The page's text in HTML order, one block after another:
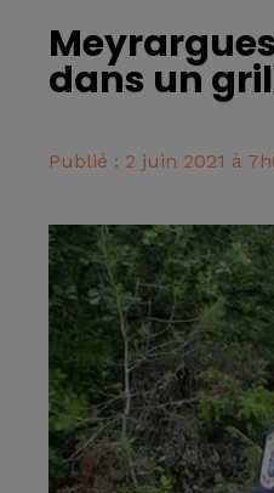
dans un
Publié : 2 juin 2021 à